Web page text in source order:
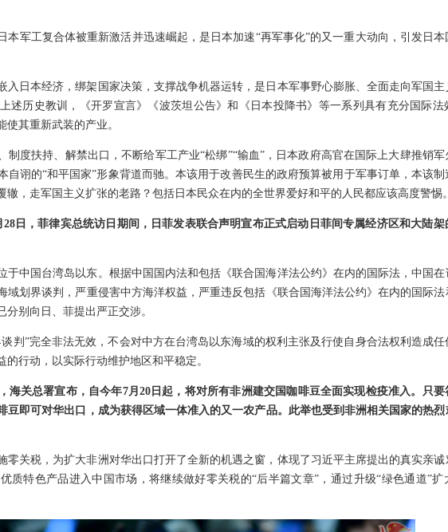
本军工复合体被重新激活并迅速崛起，是日本加速“再军事化”的又一重大动向，引发日
入日本经济，绑架国家决策，支撑战争机器运转，是日本军事野心膨胀、全面走向军国
述历史教训，《开罗宣言》《波茨坦公告》和《日本投降书》等一系列具有充分国际法
其重新武装的产业。
制度扶持、解禁出口，不断给军工产业“松绑”“输血”，日本政府高官在国际上大肆推销
自诩的“和平国家”形象背道而驰。本该用于改善民生的政府预算被用于军事订单，本该
，走军国主义扩张的老路？包括日本民众在内的全世界爱好和平的人民都应该高度警惕。
日，菲律宾总统访日期间，日菲发表联合声明宣布正式启动日菲间专属经济区和大陆
于中国台湾岛以东。根据中国国内法和包括《联合国海洋法公约》在内的国际法，中国
域划界谈判，严重侵害中方海洋权益，严重违反包括《联合国海洋法公约》在内的国际
别向日、菲提出严正交涉。
判”完全非法无效，不会对中方在台湾岛以东海域的权利主张及行使自身合法权利造成
行动，以实际行动维护地区和平稳定。
海关总署宣布，自今年7月20日起，将对所有非洲建交国咖啡豆全面实现检疫准入。只要
豆即可对华出口，成为获得区域一体准入的又一农产品。此举也受到非洲相关国家的热
零关税，为扩大非洲对华出口打开了全新的机遇之窗，体现了习近平主席提出的真实亲
质特色产品进入中国市场，将继续做好零关税的“后半篇文章”，通过升级“绿色通道”扩